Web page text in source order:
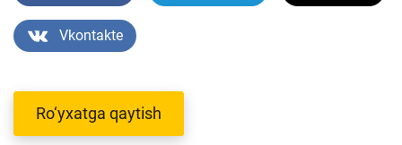
Vkontakte
Ro‘yxatga qaytish